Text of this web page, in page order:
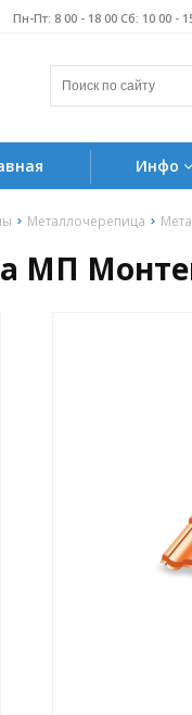
Пн-Пт: 8 00 - 18 00 Сб: 10 00 -
Инфо
Металлочерепица
МП